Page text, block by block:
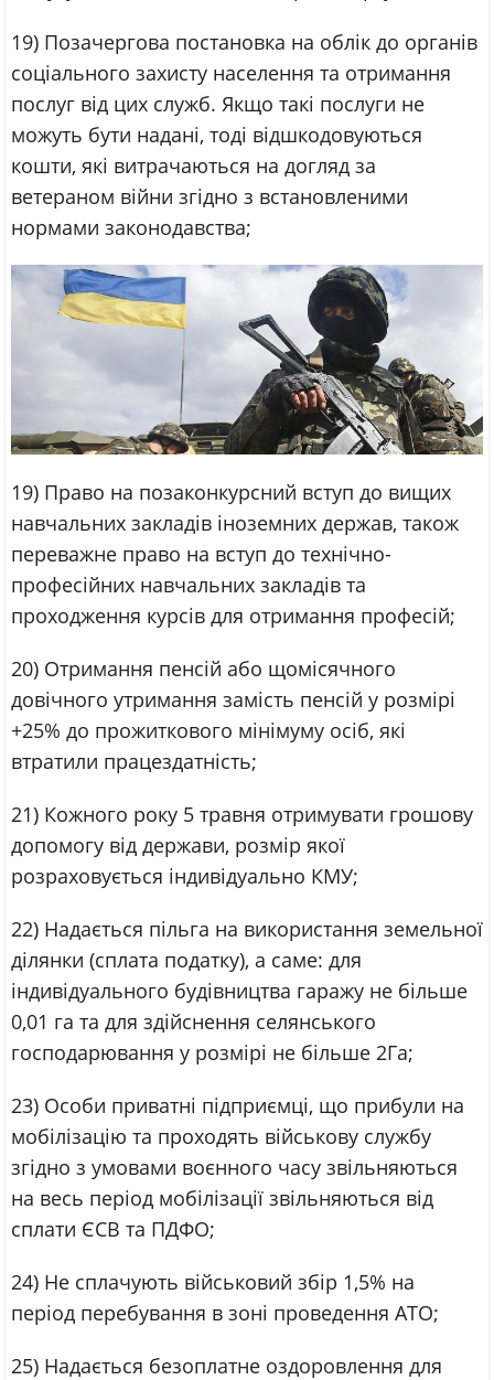
19) Позачергова постановка на облік до органів
соціального захисту населення та отримання
послуг від цих служб. Якщо такі послуги не
можуть бути надані, тоді відшкодовуються
кошти, які витрачаються на догляд за
ветераном війни згідно з встановленими
нормами законодавства;
19) Право на позаконкурсний вступ до вищих
навчальних закладів іноземних держав, також
переважне право на вступ до технічно-
професійних навчальних закладів та
проходження курсів для отримання професій;
20) Отримання пенсій або щомісячного
довічного утримання замість пенсій у розмірі
+25% до прожиткового мінімуму осіб, які
втратили працездатність;
21) Кожного року 5 травня отримувати грошову
допомогу від держави, розмір якої
розраховується індивідуально КМУ;
22) Надається пільга на використання земельної
ділянки (сплата податку), а саме: для
індивідуального будівництва гаражу не більше
0,01 га та для здійснення селянського
господарювання у розмірі не більше 2Га;
23) Особи приватні підприємці, що прибули на
мобілізацію та проходять військову службу
згідно з умовами воєнного часу звільняються
на весь період мобілізації звільняються від
сплати ЄСВ та ПДФО;
24) Не сплачують військовий збір 1,5% на
період перебування в зоні проведення АТО;
25) Надається безоплатне оздоровлення для